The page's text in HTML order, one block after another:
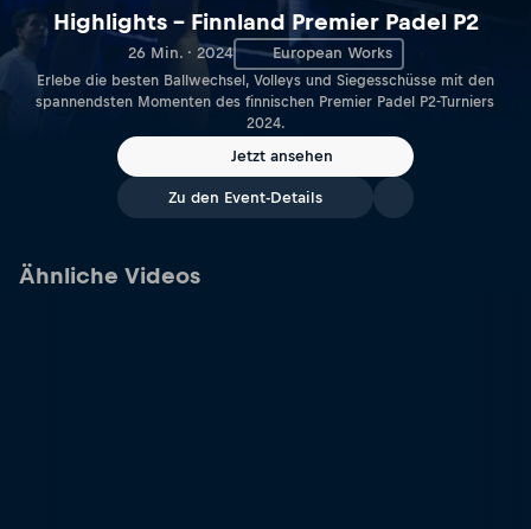
Highlights – Finnland Premier Padel P2
26 Min. · 2024 European Works
Erlebe die besten Ballwechsel, Volleys und Siegesschüsse mit den
spannendsten Momenten des finnischen Premier Padel P2-Turniers
2024.
Jetzt ansehen
Zu den Event-Details
Ähnliche Videos